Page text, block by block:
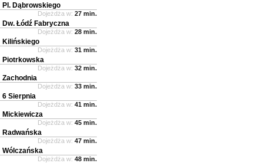
Pl. Dąbrowskiego
Dojeżdża w: 27 min.
Dw. Łódź Fabryczna
Dojeżdża w: 28 min.
Kilińskiego
Dojeżdża w: 31 min.
Piotrkowska
Dojeżdża w: 32 min.
Zachodnia
Dojeżdża w: 33 min.
6 Sierpnia
Dojeżdża w: 41 min.
Mickiewicza
Dojeżdża w: 45 min.
Radwańska
Dojeżdża w: 47 min.
Wólczańska
Dojeżdża w: 48 min.